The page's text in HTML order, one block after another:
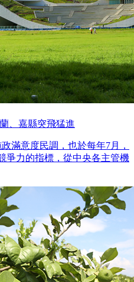
、嘉縣突飛猛進
滿意度民調，也於每年7月，
爭力的指標，從中央各主管機